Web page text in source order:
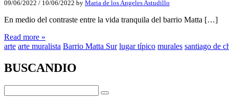
09/06/2022 / 10/06/2022 by Maria de los Angeles Astudillo
En medio del contraste entre la vida tranquila del barrio Matta […]
Read more »
arte arte muralista Barrio Matta Sur lugar típico murales santiago de
BUSCANDIO